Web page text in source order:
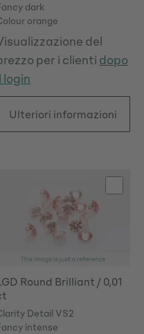
dark
orange
del
per i clienti dopo
login
Ulteriori informazioni
Round Brilliant / 0,01
Detail VS2
intense